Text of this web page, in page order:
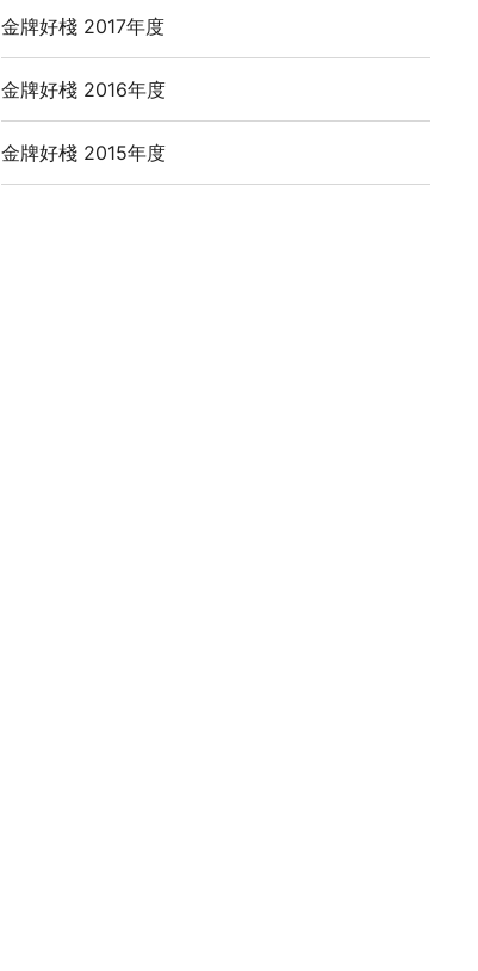
金牌好棧 2017年度
金牌好棧 2016年度
金牌好棧 2015年度